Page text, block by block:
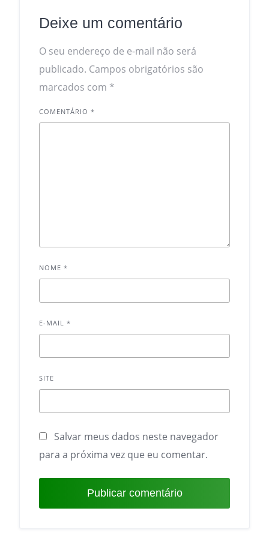
Deixe um comentário
O seu endereço de e-mail não será
publicado. Campos obrigatórios são
marcados com *
COMENTÁRIO *
NOME *
E-MAIL *
SITE
Salvar meus dados neste navegador
para a próxima vez que eu comentar.